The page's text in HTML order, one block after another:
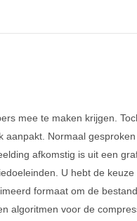
mee te maken krijgen.
Normaal
afkomstig is uit een
U hebt de
formaat om de
algoritmen voor de